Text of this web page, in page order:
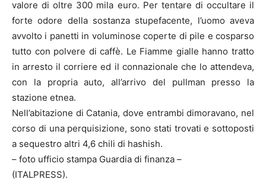
valore di oltre 300 mila euro. Per tentare di occultare il
forte odore della sostanza stupefacente, l’uomo aveva
avvolto i panetti in voluminose coperte di pile e cosparso
tutto con polvere di caffè. Le Fiamme gialle hanno tratto
in arresto il corriere ed il connazionale che lo attendeva,
con la propria auto, all’arrivo del pullman presso la
stazione etnea.
Nell’abitazione di Catania, dove entrambi dimoravano, nel
corso di una perquisizione, sono stati trovati e sottoposti
a sequestro altri 4,6 chili di hashish.
– foto ufficio stampa Guardia di finanza –
(ITALPRESS).